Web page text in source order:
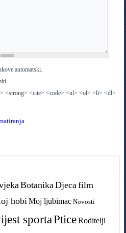
automatski.
<strong> <cite> <code> <ul> <ol> <li> <dl>
Botanika Djeca film
hobi Moj ljubimac Novosti
sportaPtice Roditelji